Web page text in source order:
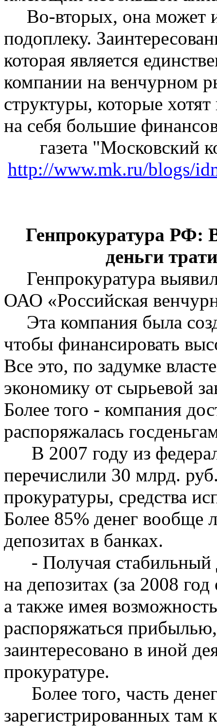
Во-вторых, она может
подоплеку.
которая является
компании на венчурном
структуры, которые
на себя большие
газета "Московский
http://www.mk.ru/blogs/
Генпрокуратура РФ:
деньги
Генпрокуратура
ОАО «Российская
Эта компания была
чтобы финансировать
Все это, по задумке
экономику от сырьевой
Более того - компания
распоряжалась
В 2007 году из
перечислили 30 млрд.
прокуратуры, средства
Более 85% денег вообще
депозитах в банках.
- Получая стабильный
на депозитах (за 2008
а также имея
распоряжаться
заинтересовано в иной
прокуратуре.
Более того, часть
зарегистрированных